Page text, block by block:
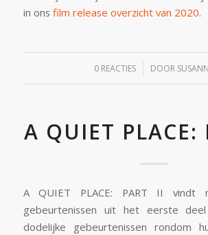
in ons film release overzicht van 2020.
0 REACTIES
/ DOOR
A QUIET PLACE:
A QUIET PLACE: PART II vindt
gebeurtenissen uit het eerste
dodelijke gebeurtenissen rondom